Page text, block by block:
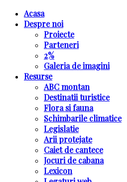
Acasa
Despre noi
Proiecte
Parteneri
2%
Galeria de imagini
Resurse
ABC montan
Destinatii turistice
Flora si fauna
Schimbarile climatice
Legislatie
Arii protejate
Caiet de cantece
Jocuri de cabana
Lexicon